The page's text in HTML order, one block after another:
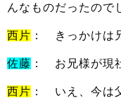
んなものだったので
西片 ： きっかけは
佐藤 ： お兄様が現
西片 ： いえ、今は